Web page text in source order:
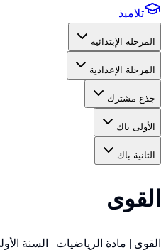
تلاميذ
المرحلة الإبتدائية
المرحلة الإعدادية
جذع مشترك
الأولى باك
الثانية باك
القوى
القوى | مادة الرياضيات | السنة